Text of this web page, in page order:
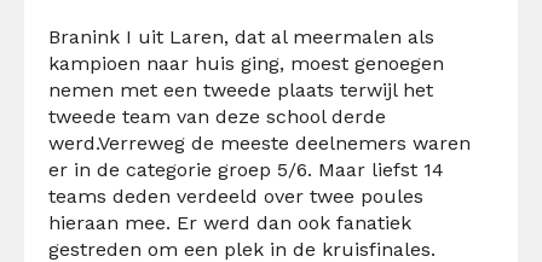
Branink I uit Laren, dat al meermalen als
kampioen naar huis ging, moest genoegen
nemen met een tweede plaats terwijl het
tweede team van deze school derde
werd.Verreweg de meeste deelnemers waren
er in de categorie groep 5/6. Maar liefst 14
teams deden verdeeld over twee poules
hieraan mee. Er werd dan ook fanatiek
gestreden om een plek in de kruisfinales.